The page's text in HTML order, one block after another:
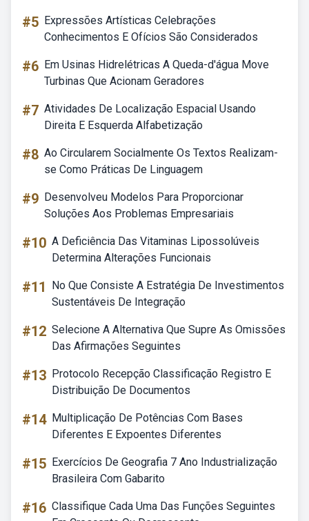
#5 Expressões Artísticas Celebrações
Conhecimentos E Ofícios São Considerados
#6 Em Usinas Hidrelétricas A Queda-d'água Move
Turbinas Que Acionam Geradores
#7 Atividades De Localização Espacial Usando
Direita E Esquerda Alfabetização
#8 Ao Circularem Socialmente Os Textos Realizam-
se Como Práticas De Linguagem
#9 Desenvolveu Modelos Para Proporcionar
Soluções Aos Problemas Empresariais
#10 A Deficiência Das Vitaminas Lipossolúveis
Determina Alterações Funcionais
#11
No Que Consiste A Estratégia De Investimentos
Sustentáveis De Integração
#12 Selecione A Alternativa Que Supre As Omissões
Das Afirmações Seguintes
#13 Protocolo Recepção Classificação Registro E
Distribuição De Documentos
#14 Multiplicação De Potências Com Bases
Diferentes E Expoentes Diferentes
#15 Exercícios De Geografia 7 Ano Industrialização
Brasileira Com Gabarito
#16 Classifique Cada Uma Das Funções Seguintes